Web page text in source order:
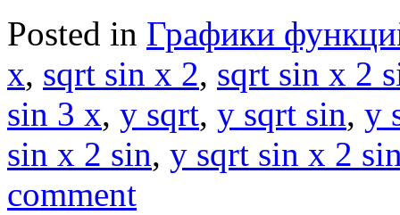
Posted in Графики
x, sqrt sin x 2, sqrt sin x 2
sin 3 x, y sqrt, y sqrt sin, y
sin x 2 sin, y sqrt sin x 2
comment